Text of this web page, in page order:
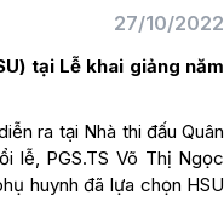
27/10/2022
tại Lễ khai giảng năm
ra tại Nhà thi đấu Quân
lễ, PGS.TS Võ Thị Ngọc
huynh đã lựa chọn HSU